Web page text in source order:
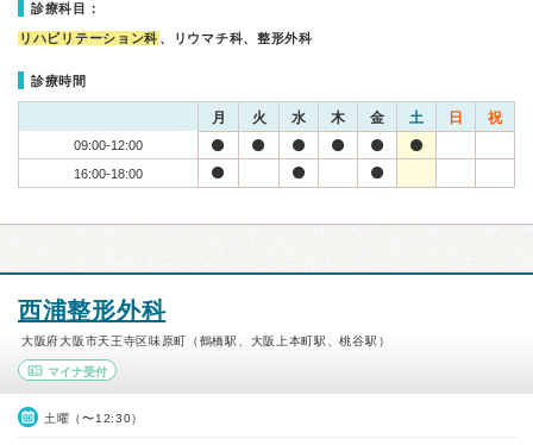
診療科目：
リハビリテーション科 、リウマチ科、整形外科
診療時間
月 火 水 木 金 土 日 祝
09:00-12:00
16:00-18:00
西浦整形外科
大阪府大阪市天王寺区味原町（鶴橋駅、大阪上本町駅、桃谷駅）
マイナ受付
土曜（〜12:30）